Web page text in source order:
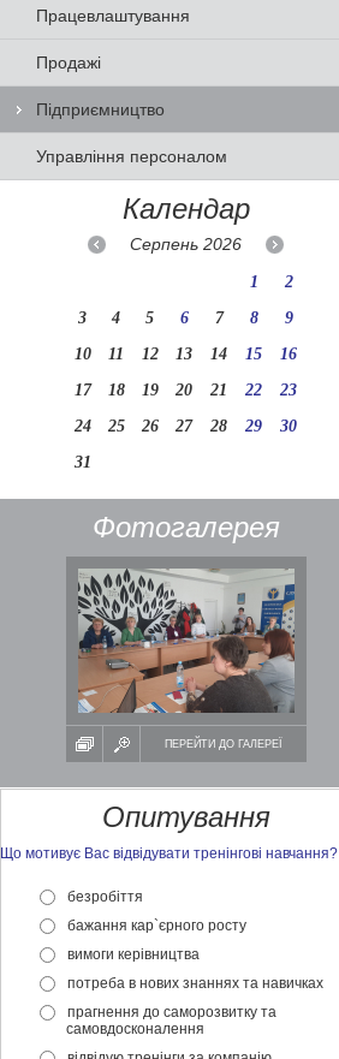
Працевлаштування
Продажі
Підприємництво
Управління персоналом
Календар
Серпень2026
1
2
3
4 5 6 7 8
9
10
11 12 13 14 15
16
17
18 19 20 21 22
23
24
25 26 27 28 29
30
31
Фотогалерея
ПЕРЕЙТИ ДО ГАЛЕРЕЇ
Опитування
Що мотивує Вас відвідувати тренінгові навчання?
безробіття
бажання кар`єрного росту
вимоги керівництва
потреба в нових знаннях та навичках
прагнення до саморозвитку та
самовдосконалення